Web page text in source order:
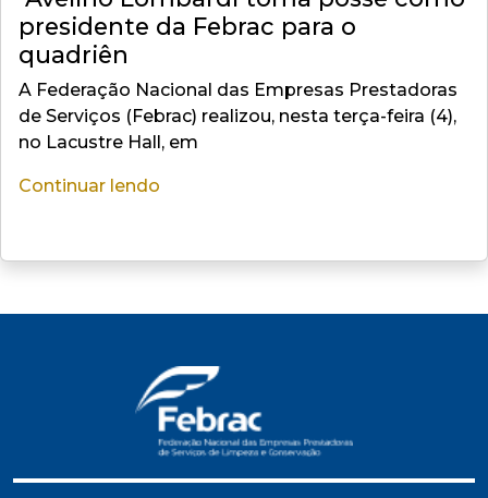
presidente da Febrac para o
quadriên
A Federação Nacional das Empresas Prestadoras
de Serviços (Febrac) realizou, nesta terça-feira (4),
no Lacustre Hall, em
Continuar lendo